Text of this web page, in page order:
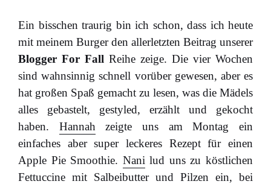
Ein bisschen traurig bin ich schon, dass ich heute
mit meinem Burger den allerletzten Beitrag unserer
Blogger For Fall Reihe zeige. Die vier Wochen
sind wahnsinnig schnell vorüber gewesen, aber es
hat großen Spaß gemacht zu lesen, was die Mädels
alles gebastelt, gestyled, erzählt und gekocht
haben. Hannah zeigte uns am Montag ein
einfaches aber super leckeres Rezept für einen
Apple Pie Smoothie. Nani lud uns zu köstlichen
Fettuccine mit Salbeibutter und Pilzen ein, bei